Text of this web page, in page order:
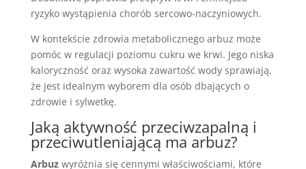
ryzyko wystąpienia chorób sercowo-naczyniowych.
W kontekście zdrowia metabolicznego arbuz może
pomóc w regulacji poziomu cukru we krwi. Jego niska
kaloryczność oraz wysoka zawartość wody sprawiają,
że jest idealnym wyborem dla osób dbających o
zdrowie i sylwetkę.
Jaką aktywność przeciwzapalną i
przeciwutleniającą ma arbuz?
Arbuzwyróżnia się cennymi właściwościami, które